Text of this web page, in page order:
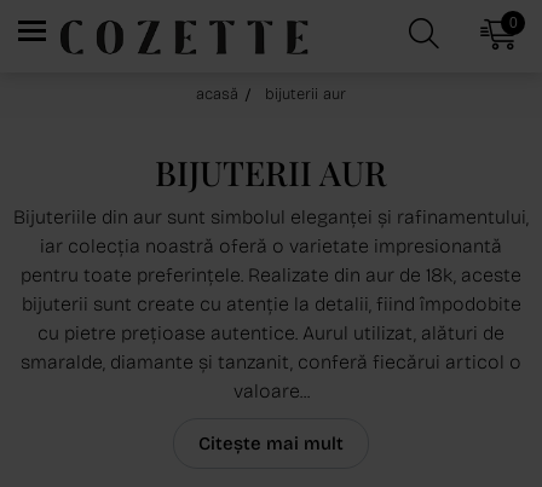
0
acasă bijuterii aur
BIJUTERII AUR
Bijuteriile din aur sunt simbolul eleganței și rafinamentului,
iar colecția noastră oferă o varietate impresionantă
pentru toate preferințele. Realizate din aur de 18k, aceste
bijuterii sunt create cu atenție la detalii, fiind împodobite
cu pietre prețioase autentice. Aurul utilizat, alături de
smaralde, diamante și tanzanit, conferă fiecărui articol o
valoare...
Citește mai mult